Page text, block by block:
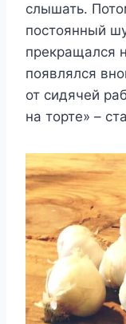
слышать.
постоянный
прекращался
появлялся
от сидячей
на торте» –